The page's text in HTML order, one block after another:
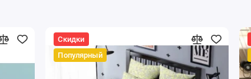
Скидки
Популярный